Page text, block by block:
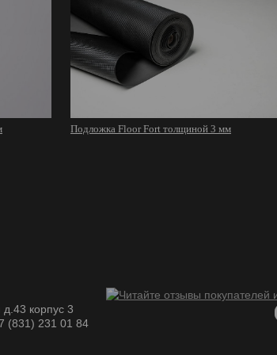
Подложка Floor Fort толщиной 3 мм
корпус 3
(831) 231 01 84